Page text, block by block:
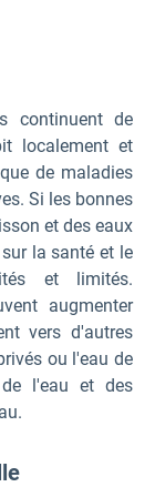
continuent de
localement et
de maladies
Si les bonnes
et des eaux
la santé et le
et limités.
augmenter
vers d'autres
ou l'eau de
l'eau et des